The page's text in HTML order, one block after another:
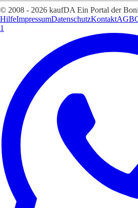
© 2008 - 2026 kaufDA Ein Portal der
HilfeImpressumDatenschutzKontaktAGB
1